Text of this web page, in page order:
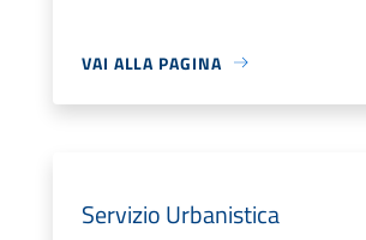
VAI ALLA PAGINA
Servizio Urbanistica